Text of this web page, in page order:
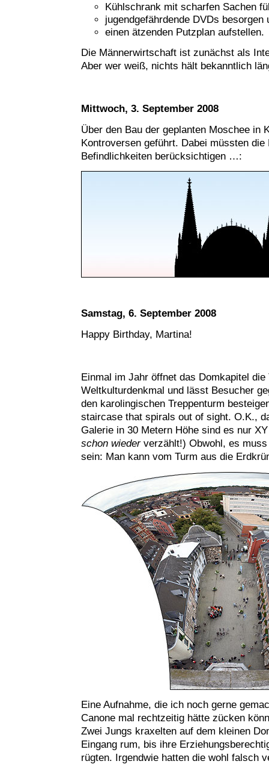
Kühlschrank mit scharfen Sachen
jugendgefährdende DVDs besorgen
einen ätzenden Putzplan aufstellen.
Die Männerwirtschaft ist zunächst als
Aber wer weiß, nichts hält bekanntlich
Mittwoch, 3. September 2008
Über den Bau der geplanten Moschee in
Kontroversen geführt. Dabei müssten
Befindlichkeiten berücksichtigen …:
Samstag, 6. September 2008
Happy Birthday, Martina!
Einmal im Jahr öffnet das Domkapitel die
Weltkulturdenkmal und lässt Besucher
den karolingischen Treppenturm
staircase that spirals out of sight. O.K.,
Galerie in 30 Metern Höhe sind es nur
schon wieder verzählt!) Obwohl, es
sein: Man kann vom Turm aus die
Eine Aufnahme, die ich noch gerne
Canone mal rechtzeitig hätte zücken
Zwei Jungs kraxelten auf dem kleinen
Eingang rum, bis ihre
rügten. Irgendwie hatten die wohl falsch